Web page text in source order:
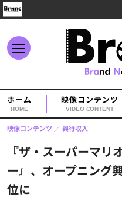
ホーム
HOME
映像コンテンツ
VIDEO CONTENT
『ザ・スーパーマリ
ー』、オープニング
位に
映像コンテンツ 興行収入